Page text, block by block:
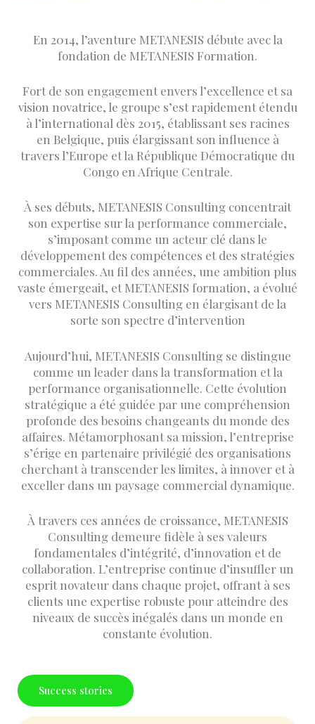
En 2014, l’aventure METANESIS débute avec la
fondation de METANESIS Formation.
Fort de son engagement envers l’excellence et sa
vision novatrice, le groupe s’est rapidement étendu
à l’international dès 2015, établissant ses racines
en Belgique, puis élargissant son influence à
travers l’Europe et la République Démocratique du
Congo en Afrique Centrale.
À ses débuts, METANESIS Consulting concentrait
son expertise sur la performance commerciale,
s’imposant comme un acteur clé dans le
développement des compétences et des stratégies
commerciales. Au fil des années, une ambition plus
vaste émergeait, et METANESIS formation, a évolué
vers METANESIS Consulting en élargisant de la
sorte son spectre d’intervention
Aujourd’hui, METANESIS Consulting se distingue
comme un leader dans la transformation et la
performance organisationnelle. Cette évolution
stratégique a été guidée par une compréhension
profonde des besoins changeants du monde des
affaires. Métamorphosant sa mission, l’entreprise
s’érige en partenaire privilégié des organisations
cherchant à transcender les limites, à innover et à
exceller dans un paysage commercial dynamique.
À travers ces années de croissance, METANESIS
Consulting demeure fidèle à ses valeurs
fondamentales d’intégrité, d’innovation et de
collaboration. L’entreprise continue d’insuffler un
esprit novateur dans chaque projet, offrant à ses
clients une expertise robuste pour atteindre des
niveaux de succès inégalés dans un monde en
constante évolution.
Success stories